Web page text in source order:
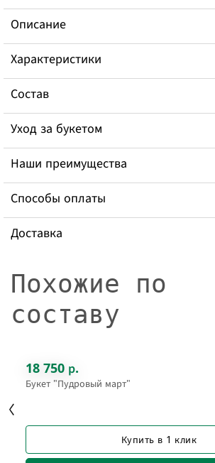
Описание
Характеристики
Состав
Уход за букетом
Наши преимущества
Способы оплаты
Доставка
Похожие по
составу
18 750 р.
Букет "Пудровый март"
Купить в 1 клик